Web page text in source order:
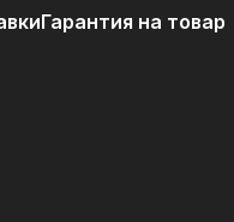
Гарантия на товар